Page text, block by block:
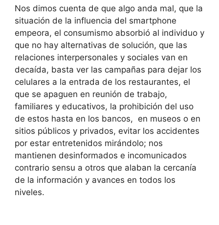
Nos dimos cuenta de que algo anda mal, que la
situación de la influencia del smartphone
empeora, el consumismo absorbió al individuo y
que no hay alternativas de solución, que las
relaciones interpersonales y sociales van en
decaída, basta ver las campañas para dejar los
celulares a la entrada de los restaurantes, el
que se apaguen en reunión de trabajo,
familiares y educativos, la prohibición del uso
de estos hasta en los bancos, en museos o en
sitios públicos y privados, evitar los accidentes
por estar entretenidos mirándolo; nos
mantienen desinformados e incomunicados
contrario sensu a otros que alaban la cercanía
de la información y avances en todos los
niveles.